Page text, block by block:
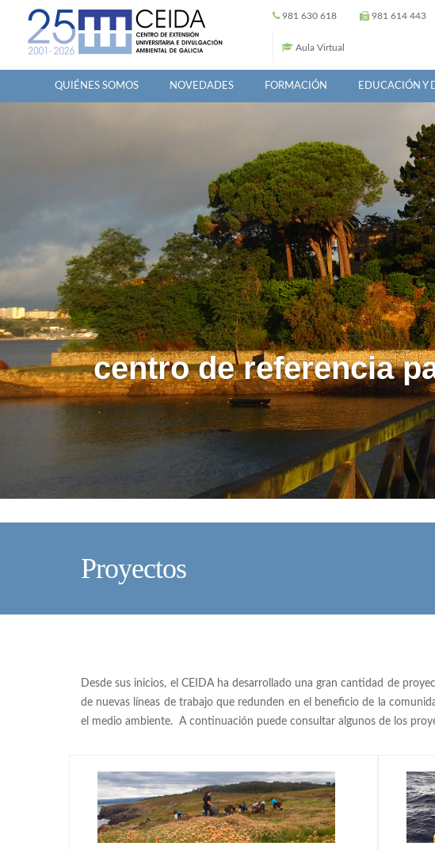
Pasar al contenido principal
981 630 618 981 614 443
Aula Virtual
QUIÉNES SOMOS NOVEDADES FORMACIÓN EDUCACIÓN Y
centro de referencia
Proyectos
Desde sus inicios, el CEIDA ha desarrollado una gran cantidad de
de nuevas líneas de trabajo que redunden en el beneficio de la
el medio ambiente. A continuación puede consultar algunos de los